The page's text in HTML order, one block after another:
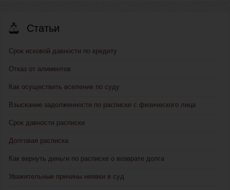
Статьи
Срок исковой давности по кредиту
Отказ от алиментов
Как осуществить вселение по суду
Взыскание задолженности по расписке с физического лица
Срок давности расписки
Долговая расписка
Как вернуть деньги по расписке о возврате долга
Уважительные причины неявки в суд